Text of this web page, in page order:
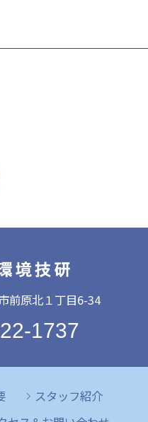
前原北１丁目6-34
1737
スタッフ紹介